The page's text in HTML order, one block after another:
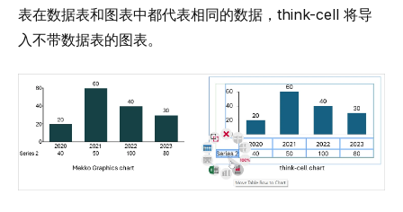
表在数据表和图表中都代表相同的数据， think-cell 将导
入不带数据表的图表。